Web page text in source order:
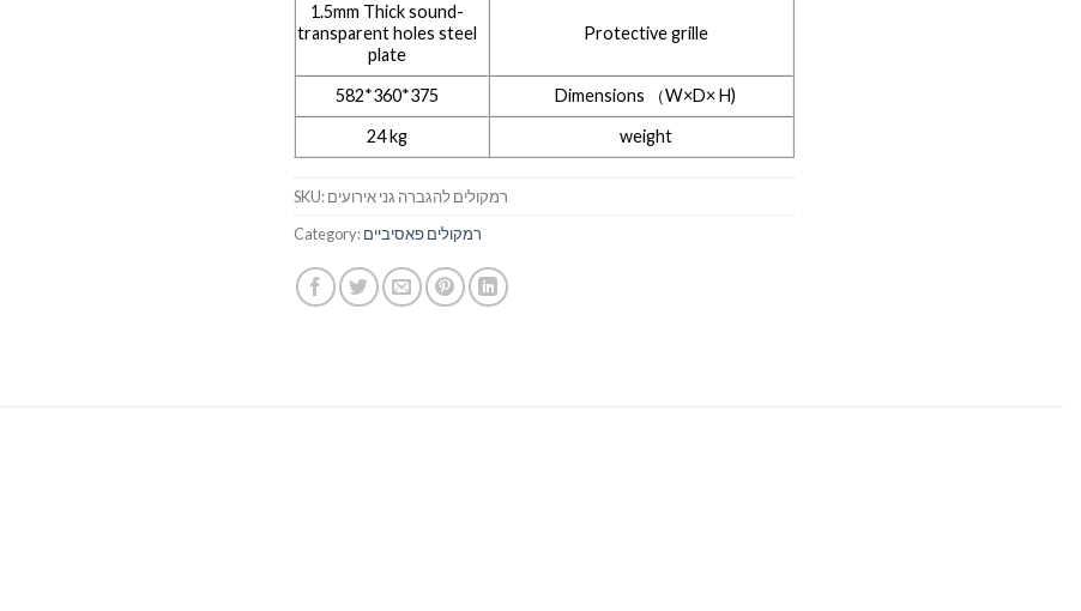
1.5mm Thick sound-
transparent holes steel
plate
Protective grille
582*360*375
Dimensions （W×D× H)
24 kg
weight
SKU:רמקולים להגברה גני אירועים
Category:רמקולים פאסיביים